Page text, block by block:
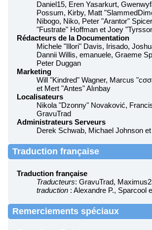
Daniel15, Eren Yasarkurt,
Possum, Kirby, Matt
Nibogo, Niko, Peter "Arantor"
"Fustrate" Hoffman et Joey
Rédacteurs de la Documentation
Michele "Illori" Davis, Irisado,
Dannii Willis, emanuele, Graeme
Peter Duggan
Marketing
Will "Kindred" Wagner, Marcus
et Mert "Antes" Alınbay
Localisateurs
Nikola "Dzonny" Novaković,
GravuTrad
Administrateurs Serveurs
Derek Schwab, Michael Johnson
Traduction française
Traduction française
Traducteurs: GravuTrad,
traduction : Alexandre P., Sparcool
Remerciements spéciaux